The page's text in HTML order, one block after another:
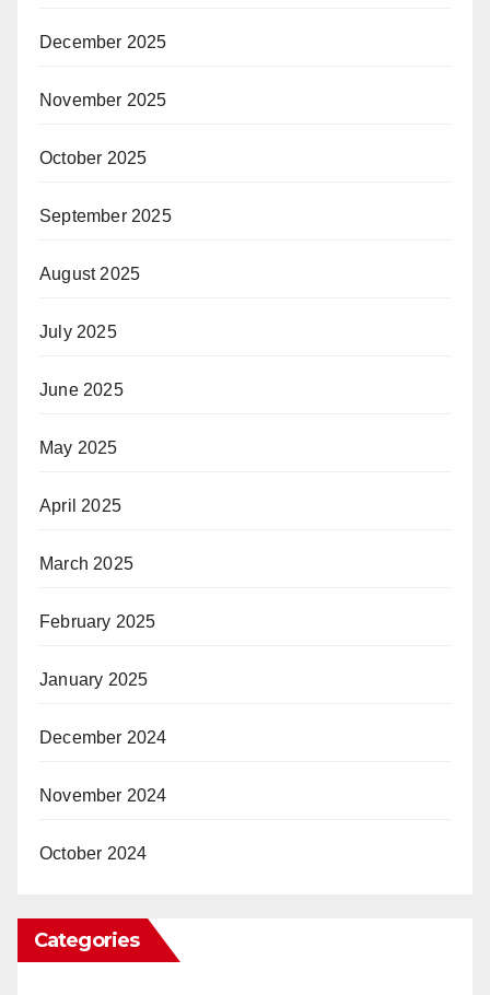
December 2025
November 2025
October 2025
September 2025
August 2025
July 2025
June 2025
May 2025
April 2025
March 2025
February 2025
January 2025
December 2024
November 2024
October 2024
Categories